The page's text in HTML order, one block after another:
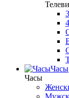
Часы
Часы